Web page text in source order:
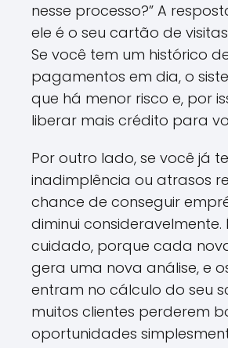
nesse processo?” A
ele é o seu cartão de
Se você tem um histórico
pagamentos em dia, o
que há menor risco e, por
liberar mais crédito para
Por outro lado, se você já
inadimplência ou atrasos
chance de conseguir
diminui consideravelmente.
cuidado, porque cada
gera uma nova análise, e
entram no cálculo do seu
muitos clientes perderem
oportunidades